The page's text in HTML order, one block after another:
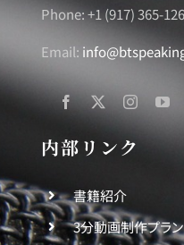
Phone: +1 (917) 365-
Email:
内部リンク
書籍紹介
3分動画制作プラン